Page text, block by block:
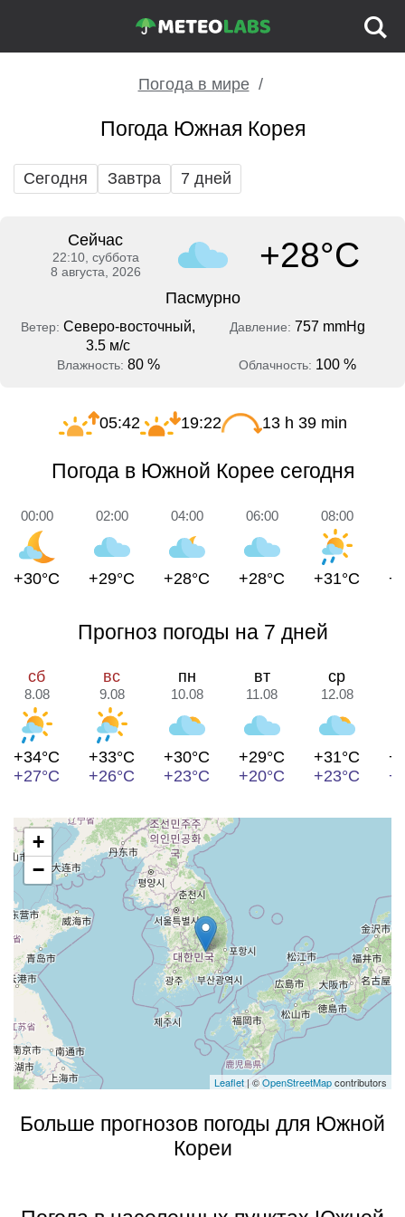
Погода в мире
Погода Южная Корея
Сегодня Завтра 7 дней
Сейчас
22:10, суббота
8 августа, 2026
+28°C
Пасмурно
Ветер: Северо-восточный,
3.5 м/с
Давление: 757 mmHg
Влажность: 80 % Облачность: 100 %
05:42 19:22 13 h 39 min
Погода в Южной Корее сегодня
00:00
+30°C
02:00
+29°C
04:00
+28°C
06:00
+28°C
08:00
+31°C
Прогноз погоды на 7 дней
сб
8.08
+34°C
+27°C
вс
9.08
+33°C
+26°C
пн
10.08
+30°C
+23°C
вт
11.08
+29°C
+20°C
ср
12.08
+31°C
+23°C
+
−
Leaflet | ©OpenStreetMapcontributors
Больше прогнозов погоды для Южной
Кореи